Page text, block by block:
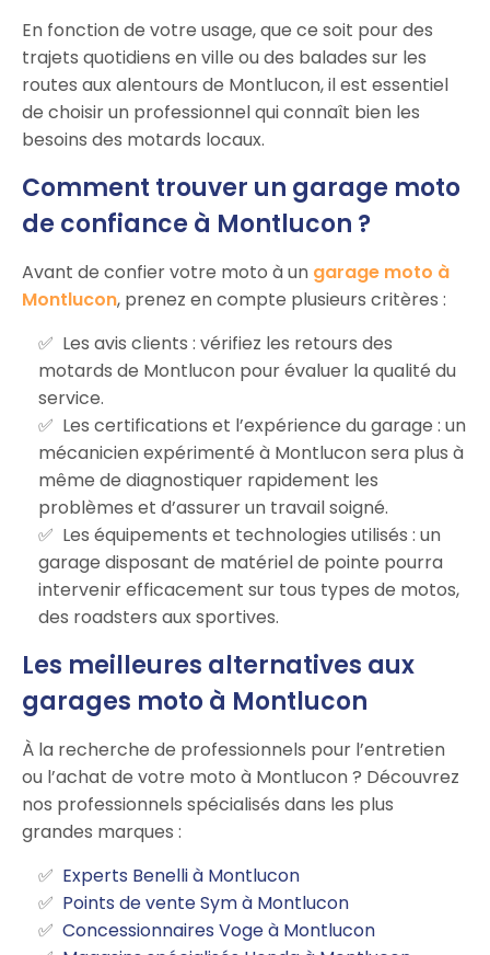
En fonction de votre usage, que ce soit pour des
trajets quotidiens en ville ou des balades sur les
routes aux alentours de Montlucon, il est essentiel
de choisir un professionnel qui connaît bien les
besoins des motards locaux.
Comment trouver un garage moto
de confiance à Montlucon ?
Avant de confier votre moto à un garage moto à
Montlucon, prenez en compte plusieurs critères :
Les avis clients : vérifiez les retours des
motards de Montlucon pour évaluer la qualité du
service.
Les certifications et l’expérience du garage : un
mécanicien expérimenté à Montlucon sera plus à
même de diagnostiquer rapidement les
problèmes et d’assurer un travail soigné.
Les équipements et technologies utilisés : un
garage disposant de matériel de pointe pourra
intervenir efficacement sur tous types de motos,
des roadsters aux sportives.
Les meilleures alternatives aux
garages moto à Montlucon
À la recherche de professionnels pour l’entretien
ou l’achat de votre moto à Montlucon ? Découvrez
nos professionnels spécialisés dans les plus
grandes marques :
Experts Benelli à Montlucon
Points de vente Sym à Montlucon
Concessionnaires Voge à Montlucon